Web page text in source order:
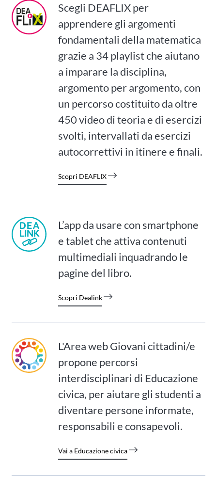
Scegli DEAFLIX per
apprendere gli argomenti
fondamentali della matematica
grazie a 34 playlist che aiutano
a imparare la disciplina,
argomento per argomento, con
un percorso costituito da oltre
450 video di teoria e di esercizi
svolti, intervallati da esercizi
autocorrettivi in itinere e finali.
Scopri DEAFLIX
L’app da usare con smartphone
e tablet che attiva contenuti
multimediali inquadrando le
pagine del libro.
Scopri Dealink
L'Area web Giovani cittadini/e
propone percorsi
interdisciplinari di Educazione
civica, per aiutare gli studenti a
diventare persone informate,
responsabili e consapevoli.
Vai a Educazione civica